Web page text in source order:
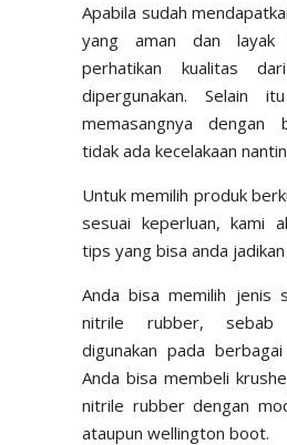
Apabila sudah
yang aman dan layak
perhatikan kualitas
dipergunakan. Selain
memasangnya dengan
tidak ada kecelakaan
Untuk memilih produk
sesuai keperluan, kami
tips yang bisa anda
Anda bisa memilih jenis
nitrile rubber, sebab
digunakan pada
Anda bisa membeli
nitrile rubber dengan
ataupun wellington boot.